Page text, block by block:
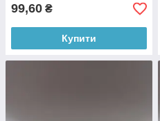
99,60 ₴
Купити